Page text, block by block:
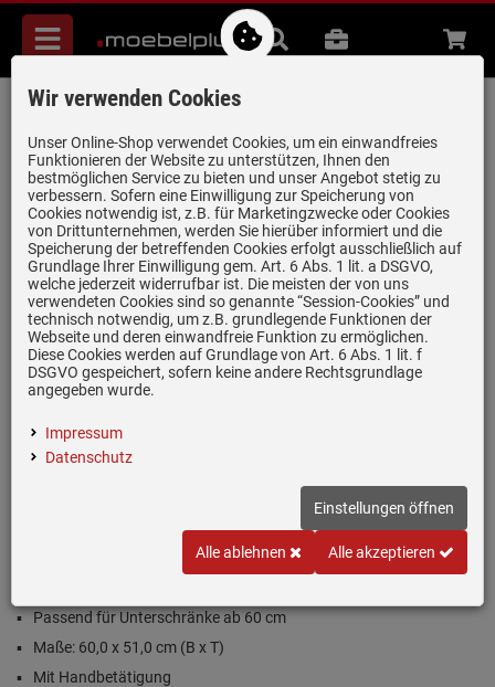
Menü
Suche
B2B Beratung
Villeroy & Boch Subway 60 S Ivory - 3309
01 FU Keramikspüle Handbetätigung
Artikel-Nummer:19940041 | Herstellernummer: 330901FU |
EAN:4051202309619
Passend für Unterschränke ab 60 cm
Maße: 60,0 x 51,0 cm (B x T)
Mit Handbetätigung
Wir verwenden Cookies
Unser Online-Shop verwendet Cookies, um ein einwandfreies
Funktionieren der Website zu unterstützen, Ihnen den
bestmöglichen Service zu bieten und unser Angebot stetig zu
verbessern. Sofern eine Einwilligung zur Speicherung von
Cookies notwendig ist, z.B. für Marketingzwecke oder Cookies
von Drittunternehmen, werden Sie hierüber informiert und die
Speicherung der betreffenden Cookies erfolgt ausschließlich auf
Grundlage Ihrer Einwilligung gem. Art. 6 Abs. 1 lit. a DSGVO,
welche jederzeit widerrufbar ist. Die meisten der von uns
verwendeten Cookies sind so genannte “Session-Cookies” und
technisch notwendig, um z.B. grundlegende Funktionen der
Webseite und deren einwandfreie Funktion zu ermöglichen.
Diese Cookies werden auf Grundlage von Art. 6 Abs. 1 lit. f
DSGVO gespeichert, sofern keine andere Rechtsgrundlage
angegeben wurde.
Impressum
Datenschutz
Einstellungen öffnen
Alle ablehnen Alle akzeptieren